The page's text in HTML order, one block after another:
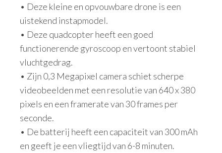
• Deze kleine en opvouwbare drone is een
uistekend instapmodel.
• Deze quadcopter heeft een goed
functionerende gyroscoop en vertoont stabiel
vluchtgedrag.
• Zijn 0,3 Megapixel camera schiet scherpe
videobeelden met een resolutie van 640 x 380
pixels en een framerate van 30 frames per
seconde.
• De batterij heeft een capaciteit van 300 mAh
en geeft je een vliegtijd van 6-8 minuten.